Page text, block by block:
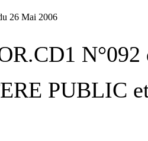
26 Mai 2006
PUBLIC